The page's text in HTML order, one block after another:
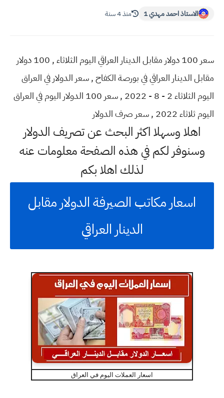
الاستاذ احمد مهدي 1 منذ 4 سنة
سعر 100 دولار مقابل الدينار العراقي اليوم الثلاثاء , 100 دولار
مقابل الدينار العراقي في بورصة الكفاح , سعر الدولار في العراق
اليوم الثلاثاء 2 - 8 - 2022 , سعر 100 الدولار اليوم في العراق
اليوم ثلاثاء 2022 , سعر صرف الدولار
اهلا وسهلا اكثر البحث عن تصريف الدولار
وسنوفر لكم في هذه الصفحة معلومات عنه
لذلك اهلا بكم
اسعار مكاتب الصيرفة الدولار مقابل
الدينار العراقي
اسعار العملات اليوم في العراق